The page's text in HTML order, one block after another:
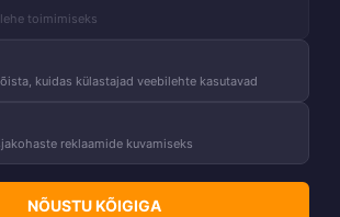
toimimiseks
kuidas külastajad veebilehte kasutavad
reklaamide kuvamiseks
NÕUSTU KÕIGIGA